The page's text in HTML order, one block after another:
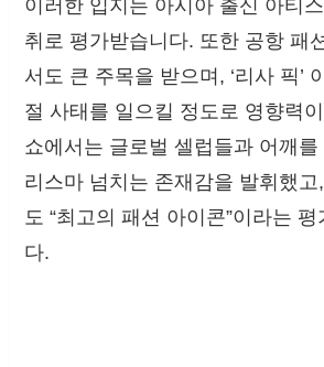
이러한 입지는 아시아 출신 아티
취로 평가받습니다. 또한 공항 패
서도 큰 주목을 받으며, ‘리사 픽’
절 사태를 일으킬 정도로 영향력
쇼에서는 글로벌 셀럽들과 어깨
리스마 넘치는 존재감을 발휘했고
도 “최고의 패션 아이콘”이라는 평
다.